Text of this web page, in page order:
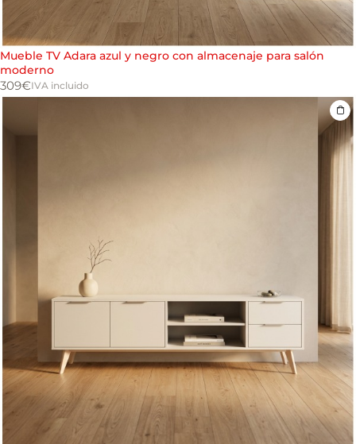
Mueble TV Adara azul y negro con almacenaje para salón
moderno
309€IVA incluido